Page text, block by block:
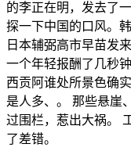
的李正在明，发去了
探一下中国的口风。
日本辅弼高市早苗发
一个年轻报酬了几秒
西贡阿谁处所景色确
是人多、。 那些悬崖
过围栏，惹出大祸。
了差错。